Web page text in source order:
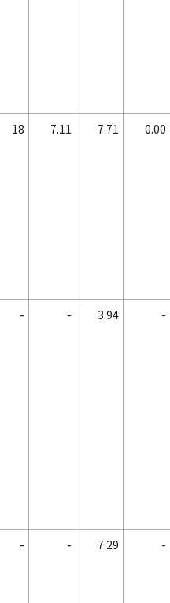
18 7.11 7.71 0.00
- - 3.94 -
- - 7.29 -